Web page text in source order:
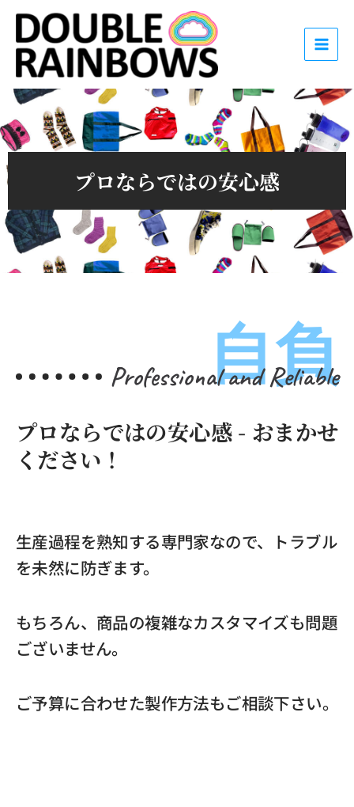
プロならではの安心感
自負
Professional and Reliable
プロならではの安心感 - おまかせ
ください！
生産過程を熟知する専門家なので、トラブル
を未然に防ぎます。
もちろん、商品の複雑なカスタマイズも問題
ございません。
ご予算に合わせた製作方法もご相談下さい。